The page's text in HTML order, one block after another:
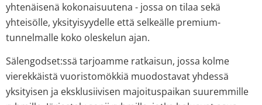
yhtenäisenä kokonaisuutena - jossa on tilaa sekä
yhteisölle, yksityisyydelle että selkeälle premium-
tunnelmalle koko oleskelun ajan.
Sälengodset:ssä tarjoamme ratkaisun, jossa kolme
vierekkäistä vuoristomökkiä muodostavat yhdessä
yksityisen ja eksklusiivisen majoituspaikan suuremmille